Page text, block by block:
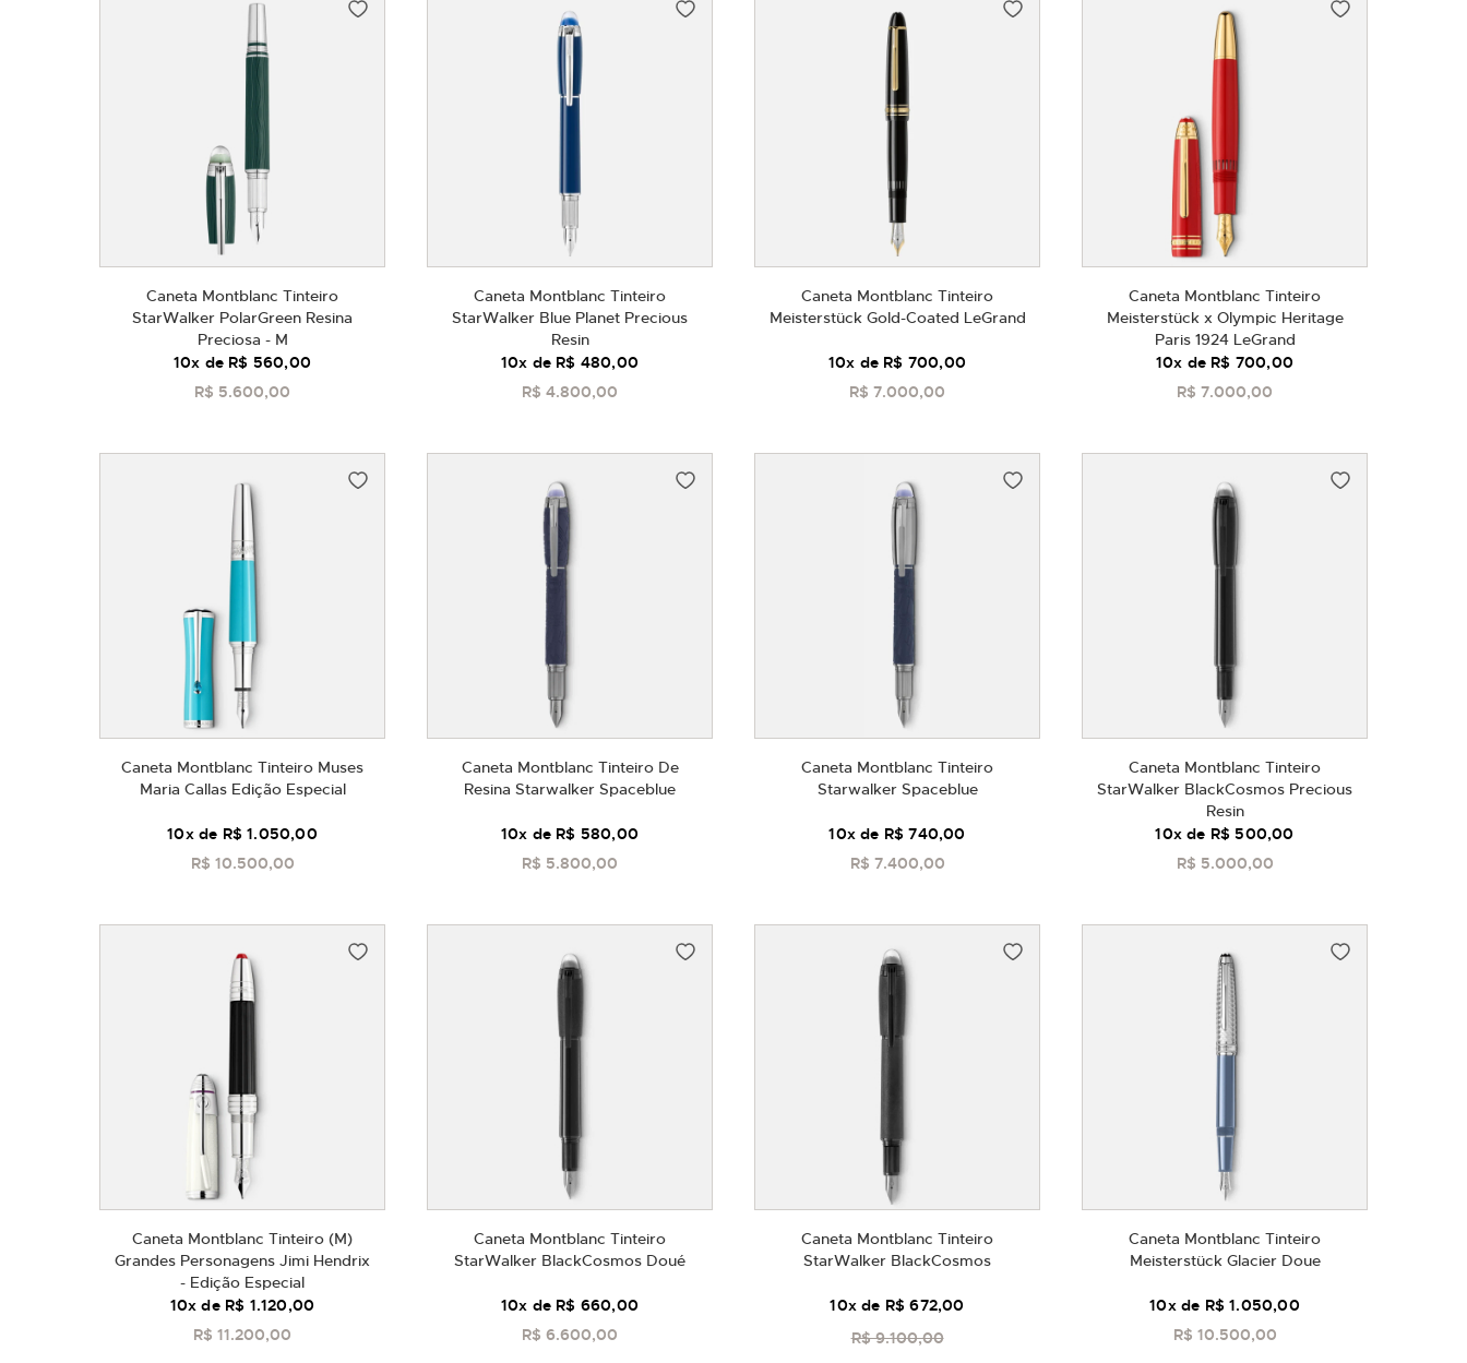
COMPRAR
Caneta Montblanc Tinteiro
StarWalker PolarGreen Resina
Preciosa - M
R$ 5.600,00
10x de R$ 560,00
COMPRAR
Caneta Montblanc Tinteiro
StarWalker Blue Planet Precious
Resin
R$ 4.800,00
10x de R$ 480,00
COMPRAR
Caneta Montblanc Tinteiro
Meisterstück Gold-Coated LeGrand
R$ 7.000,00
10x de R$ 700,00
COMPRAR
Caneta Montblanc Tinteiro
Meisterstück x Olympic Heritage
Paris 1924 LeGrand
R$ 7.000,00
10x de R$ 700,00
COMPRAR
Caneta Montblanc Tinteiro Muses
Maria Callas Edição Especial
R$ 10.500,00
10x de R$ 1.050,00
COMPRAR
Caneta Montblanc Tinteiro De
Resina Starwalker Spaceblue
R$ 5.800,00
10x de R$ 580,00
COMPRAR
Caneta Montblanc Tinteiro
Starwalker Spaceblue
R$ 7.400,00
10x de R$ 740,00
COMPRAR
Caneta Montblanc Tinteiro
StarWalker BlackCosmos Precious
Resin
R$ 5.000,00
10x de R$ 500,00
COMPRAR
Caneta Montblanc Tinteiro (M)
Grandes Personagens Jimi Hendrix
- Edição Especial
R$ 11.200,00
10x de R$ 1.120,00
COMPRAR
Caneta Montblanc Tinteiro
StarWalker BlackCosmos Doué
R$ 6.600,00
10x de R$ 660,00
COMPRAR
Caneta Montblanc Tinteiro
StarWalker BlackCosmos
R$ 9.100,00
10x de R$ 672,00
COMPRAR
Caneta Montblanc Tinteiro
Meisterstück Glacier Doue
R$ 10.500,00
10x de R$ 1.050,00